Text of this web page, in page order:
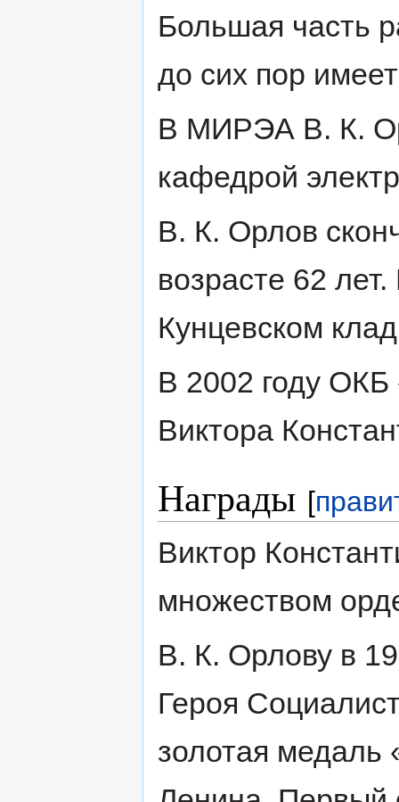
Большая часть
до сих пор
В МИРЭА В. К.
кафедрой
В. К. Орлов
возрасте 62
Кунцевском
В 2002 году ОКБ
Виктора
Награды [
Виктор
множеством
В. К. Орлову в
Героя
золотая